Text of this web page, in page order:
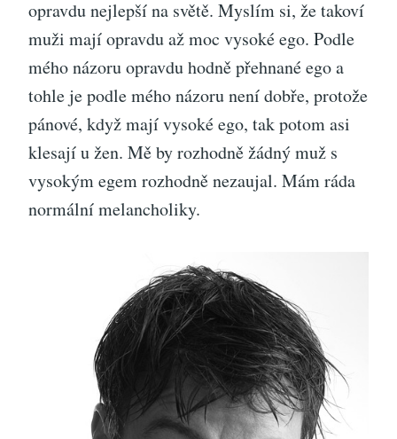
opravdu nejlepší na světě. Myslím si, že takoví
muži mají opravdu až moc vysoké ego. Podle
mého názoru opravdu hodně přehnané ego a
tohle je podle mého názoru není dobře, protože
pánové, když mají vysoké ego, tak potom asi
klesají u žen. Mě by rozhodně žádný muž s
vysokým egem rozhodně nezaujal. Mám ráda
normální melancholiky.